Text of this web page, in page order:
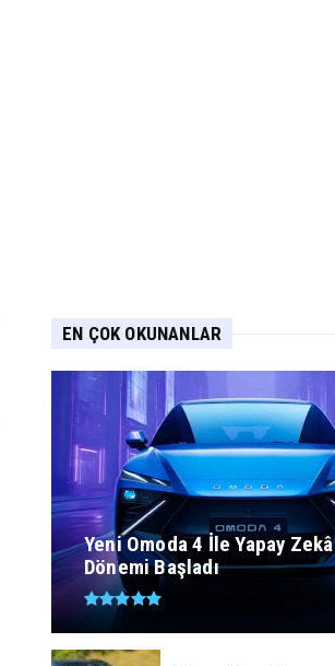
EN ÇOK OKUNANLAR
Yeni Omoda 4 İle Yapay Zekâ
Dönemi Başladı